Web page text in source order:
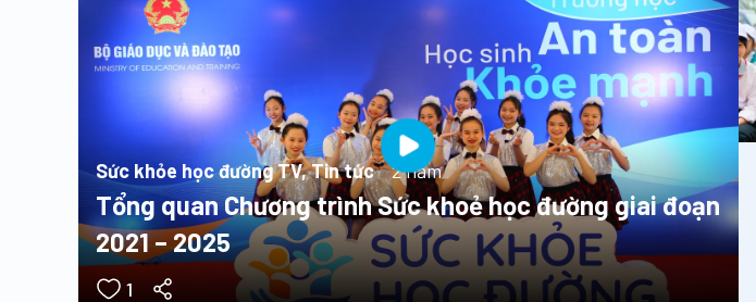
Sức khỏe học đường TV, Tin tức 2 năm
Tổng quan Chương trình Sức khoẻ học đường giai đoạn
2021 – 2025
1